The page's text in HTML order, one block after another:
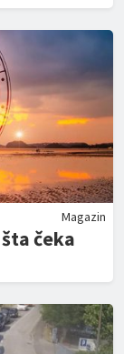
Magazin
čeka